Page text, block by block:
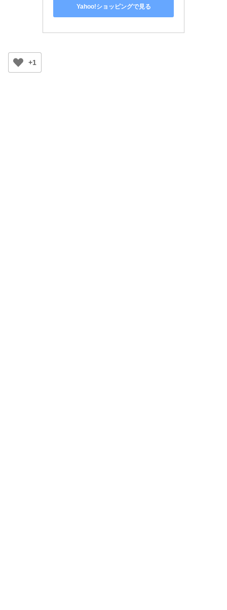
Yahoo!ショッピングで見る
+1